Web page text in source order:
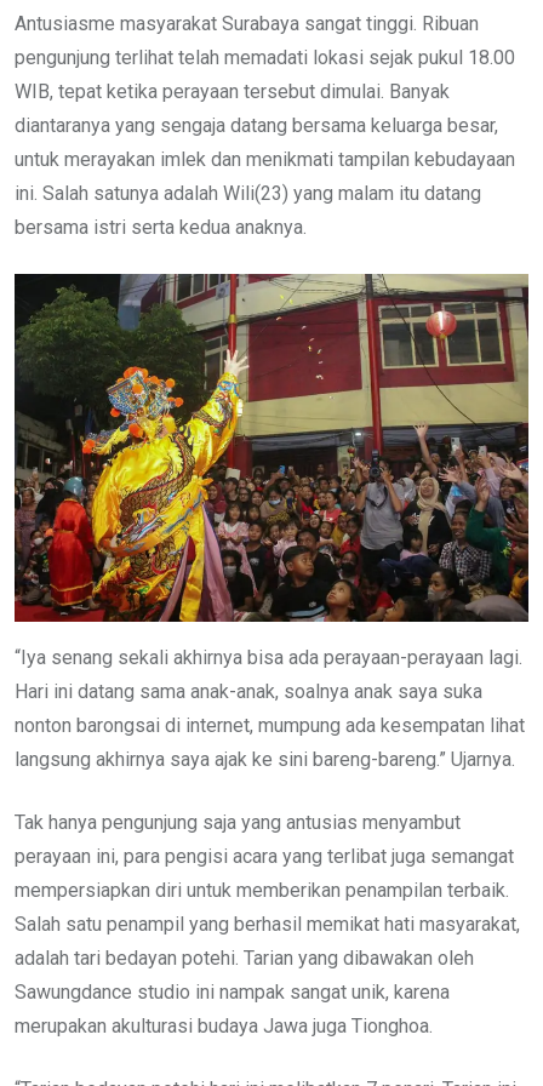
Antusiasme masyarakat Surabaya sangat tinggi. Ribuan
pengunjung terlihat telah memadati lokasi sejak pukul 18.00
WIB, tepat ketika perayaan tersebut dimulai. Banyak
diantaranya yang sengaja datang bersama keluarga besar,
untuk merayakan imlek dan menikmati tampilan kebudayaan
ini. Salah satunya adalah Wili(23) yang malam itu datang
bersama istri serta kedua anaknya.
“Iya senang sekali akhirnya bisa ada perayaan-perayaan lagi.
Hari ini datang sama anak-anak, soalnya anak saya suka
nonton barongsai di internet, mumpung ada kesempatan lihat
langsung akhirnya saya ajak ke sini bareng-bareng.” Ujarnya.
Tak hanya pengunjung saja yang antusias menyambut
perayaan ini, para pengisi acara yang terlibat juga semangat
mempersiapkan diri untuk memberikan penampilan terbaik.
Salah satu penampil yang berhasil memikat hati masyarakat,
adalah tari bedayan potehi. Tarian yang dibawakan oleh
Sawungdance studio ini nampak sangat unik, karena
merupakan akulturasi budaya Jawa juga Tionghoa.